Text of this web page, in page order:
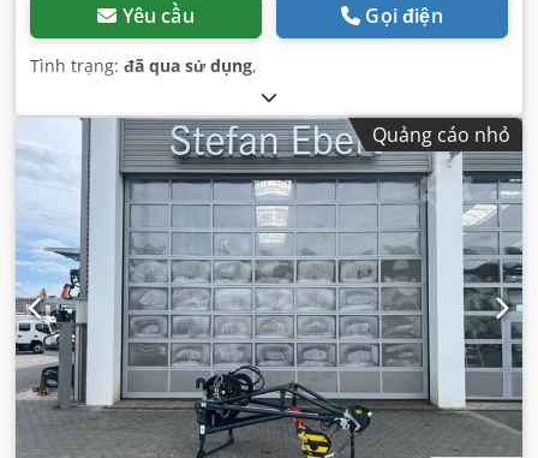
Yêu cầu Gọi điện
Tình trạng: đã qua sử dụng,
Quảng cáo nhỏ